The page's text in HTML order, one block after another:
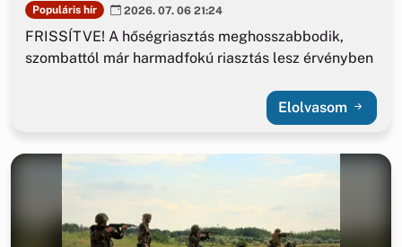
Populáris hír 2026. 07. 06 21:24
FRISSÍTVE! A hőségriasztás meghosszabbodik,
szombattól már harmadfokú riasztás lesz érvényben
Elolvasom